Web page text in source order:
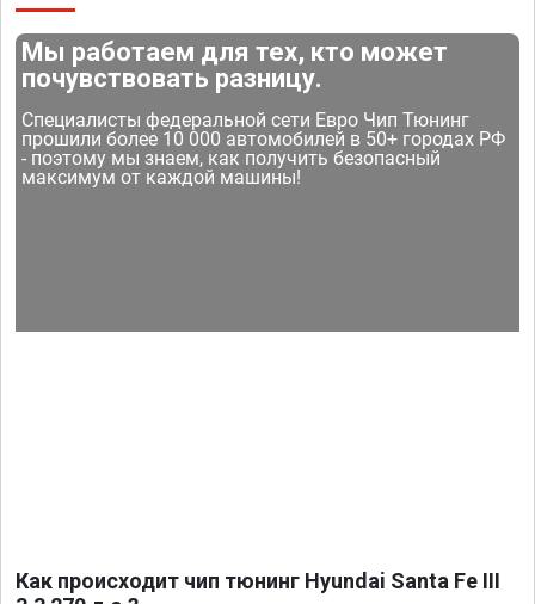
Мы работаем для тех, кто может
почувствовать разницу.
Специалисты федеральной сети Евро Чип Тюнинг
прошили более 10 000 автомобилей в 50+ городах РФ
- поэтому мы знаем, как получить безопасный
максимум от каждой машины!
Как происходит чип тюнинг Hyundai Santa Fe III